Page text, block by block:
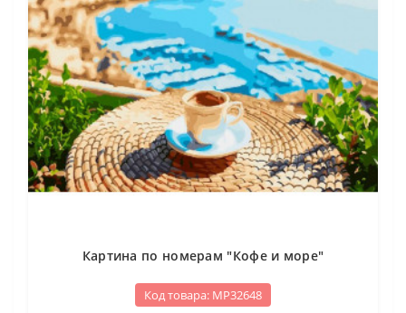
Картина по номерам "Кофе и море"
Код товара: МР32648